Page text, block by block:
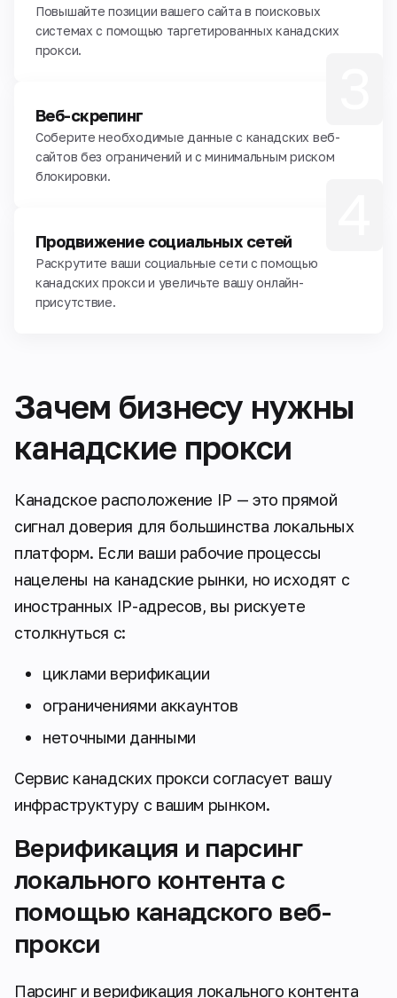
Повышайте позиции вашего сайта в поисковых
системах с помощью таргетированных канадских
прокси.
Веб-скрепинг
Соберите необходимые данные с канадских веб-
сайтов без ограничений и с минимальным риском
блокировки.
Продвижение социальных сетей
Раскрутите ваши социальные сети с помощью
канадских прокси и увеличьте вашу онлайн-
присутствие.
Зачем бизнесу нужны
канадские прокси
Канадское расположение IP — это прямой
сигнал доверия для большинства локальных
платформ. Если ваши рабочие процессы
нацелены на канадские рынки, но исходят с
иностранных IP-адресов, вы рискуете
столкнуться с:
циклами верификации
ограничениями аккаунтов
неточными данными
Сервис канадских прокси согласует вашу
инфраструктуру с вашим рынком.
Верификация и парсинг
локального контента с
помощью канадского веб-
прокси​
Парсинг и верификация локального контента